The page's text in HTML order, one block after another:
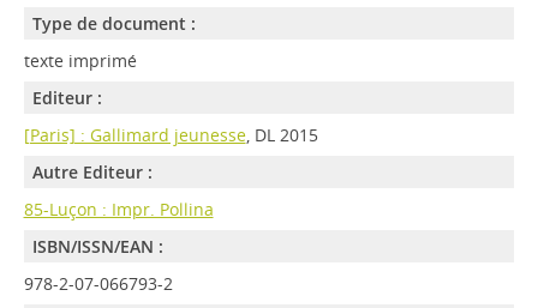
Type de document :
texte imprimé
Editeur :
[Paris] : Gallimard jeunesse, DL 2015
Autre Editeur :
85-Luçon : Impr. Pollina
ISBN/ISSN/EAN :
978-2-07-066793-2